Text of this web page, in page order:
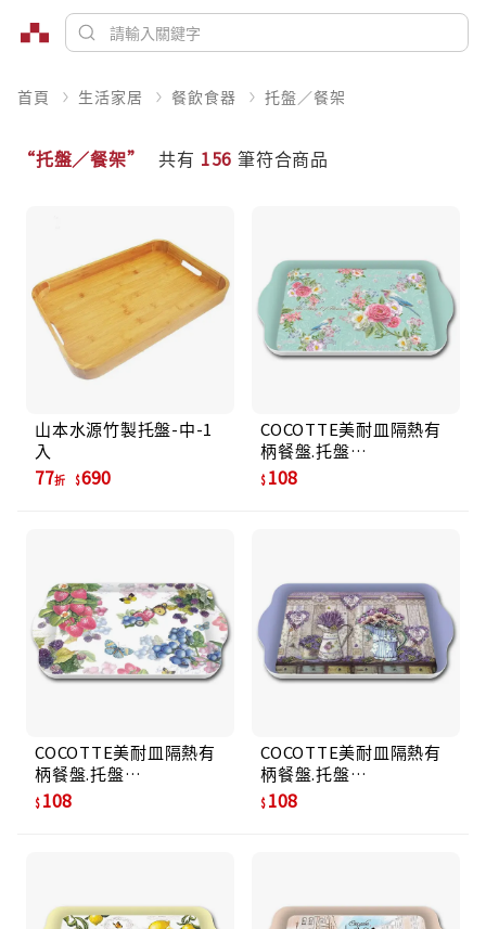
首頁 生活家居 餐飲食器 托盤／餐架
“托盤／餐架” 共有 156 筆符合商品
山本水源竹製托盤-中-1
入
77折 690
COCOTTE美耐皿隔熱有
柄餐盤.托盤
MH2115(1665)花漾
108
COCOTTE美耐皿隔熱有
柄餐盤.托盤
MH2115(1816)甜果醬
108
COCOTTE美耐皿隔熱有
柄餐盤.托盤
MH2115(2011)愛的薰衣
草
108